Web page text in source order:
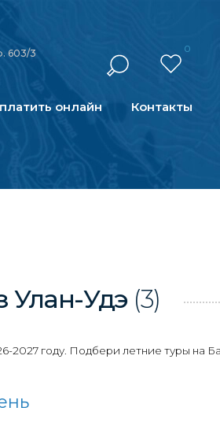
603/3 0
онлайн Контакты
Улан-Удэ (3)
году. Подбери летние туры на